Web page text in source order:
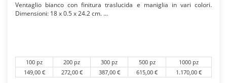
Ventaglio bianco con finitura traslucida e maniglia in vari colori.
Dimensioni: 18 x 0.5 x 24.2 cm. ...
100 pz 200 pz 300 pz 500 pz
1000 pz
149,00 €
272,00 € 387,00 € 615,00 € 1.170,00 €